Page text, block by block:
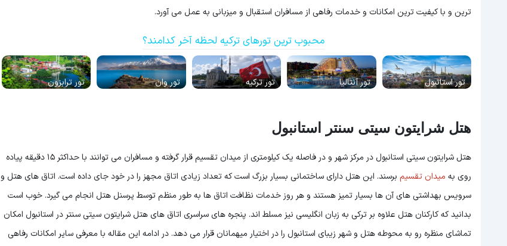
ترین و با کیفیت ترین امکانات و خدمات رفاهی از مسافران استقبال و میزبانی به عمل می آورد.
محبوب ترین تورهای ترکیه لحظه آخر کدامند؟
تور استانبول تور آنتالیا تور ترکیه تور وان تور ترابزون
هتل شرایتون سیتی سنتر استانبول
هتل شرایتون سیتی استانبول در مرکز شهر و در فاصله یک کیلومتری از میدان تقسیم قرار گرفته و مسافران می توانند با حداکثر 15 دقیقه پیاده
روی به میدان تقسیم برسند. این هتل دارای ساختمانی بسیار بزرگ است که تعداد زیادی اتاق مجهز را در خود جای داده است. اتاق های هتل و
سرویس بهداشتی های آن ها بسیار تمیز هستند و هر روز خدمات نظافت اتاق ها به طور منظم توسط پرسنل هتل انجام می گیرد. خوب است
بدانید که کارکنان هتل علاوه بر ترکی به زبان انگلیسی نیز مسلط اند. پنجره های سراسری اتاق های هتل شرایتون سیتی سنتر در استانبول امکان
تماشای منظره رو به محوطه هتل و شهر زیبای استانبول را در اختیار میهمانان قرار می دهد. در ادامه این مقاله با معرفی سایر امکانات رفاهی